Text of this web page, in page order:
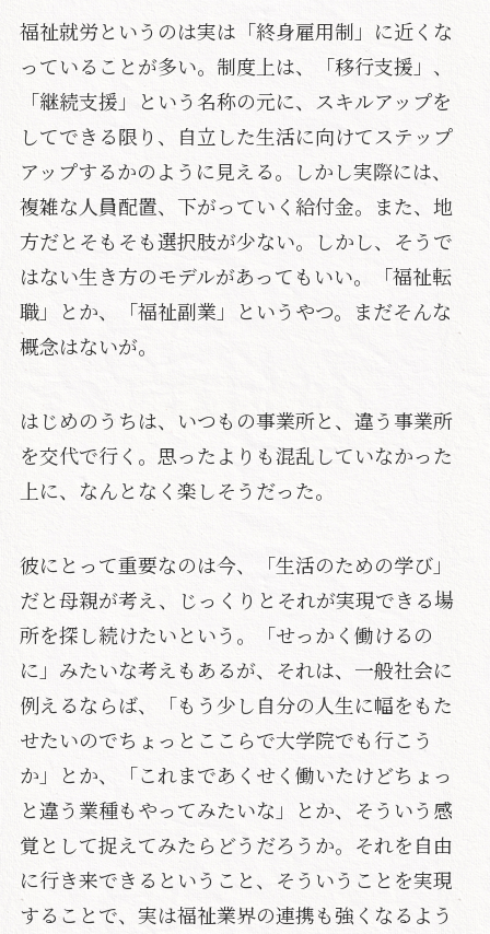
福祉就労というのは実は「終身雇用制」に近くな
っていることが多い。制度上は、「移行支援」、
「継続支援」という名称の元に、スキルアップを
してできる限り、自立した生活に向けてステップ
アップするかのように見える。しかし実際には、
複雑な人員配置、下がっていく給付金。また、地
方だとそもそも選択肢が少ない。しかし、そうで
はない生き方のモデルがあってもいい。「福祉転
職」とか、「福祉副業」というやつ。まだそんな
概念はないが。
はじめのうちは、いつもの事業所と、違う事業所
を交代で行く。思ったよりも混乱していなかった
上に、なんとなく楽しそうだった。
彼にとって重要なのは今、「生活のための学び」
だと母親が考え、じっくりとそれが実現できる場
所を探し続けたいという。「せっかく働けるの
に」みたいな考えもあるが、それは、一般社会に
例えるならば、「もう少し自分の人生に幅をもた
せたいのでちょっとここらで大学院でも行こう
か」とか、「これまであくせく働いたけどちょっ
と違う業種もやってみたいな」とか、そういう感
覚として捉えてみたらどうだろうか。それを自由
に行き来できるということ、そういうことを実現
することで、実は福祉業界の連携も強くなるよう